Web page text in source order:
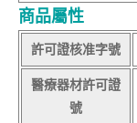
商品屬性
許可證核准字號
醫療器材許可證
號